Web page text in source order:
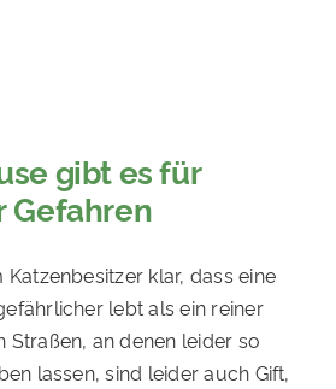
gibt es für
Gefahren
klar, dass eine
lebt als ein reiner
Straßen, an denen leider so
lassen, sind leider auch Gift,